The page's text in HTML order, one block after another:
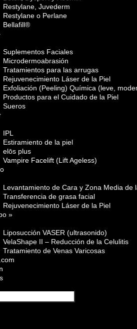
Restylane, Juvederm
Restylane o Perlane
Bellafill®
Suplementos Faciales
Microdermoabrasión
Tratamientos para las arrugas
Rejuvenecimiento Láser de la Piel
Exfoliación (Peeling) Química (leve,
Productos para el Cuidado de la Piel
Sueros
IPL
Estiramiento de la piel
elōs plus
Vampire Facelift (Lift Ageless)
Levantamiento de Cara y Zona Media de
Transferencia de grasa facial
Rejuvenecimiento Láser de la Piel
»
Liposucción VASER (ultrasonido)
VelaShape II – Reducción de la Celulitis
Tratamiento de Venas Varicosas